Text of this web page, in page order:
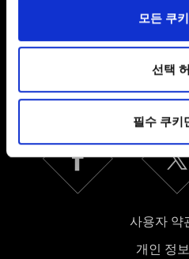
일부 쿠키는 웹 사이트를 정상
관련 기술적 피드백을 제공하
환경을 개선하기 위해 사용됩
미디어를 통해 사용자와 소통
파악하기 위해 쿠키의 일부를
있습니다. 물론, 이처럼 선택적
경우에는 사용자의 동의를 구
쿠키 사용에 관한 세부 사항이
모든 쿠
선택
필수 쿠키
SNS
사용자 약
개인 정